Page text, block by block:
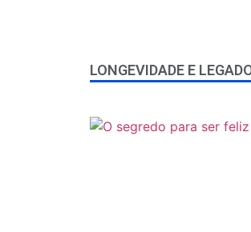
da
nossa
comprar
Cialis
LONGEVIDADE E